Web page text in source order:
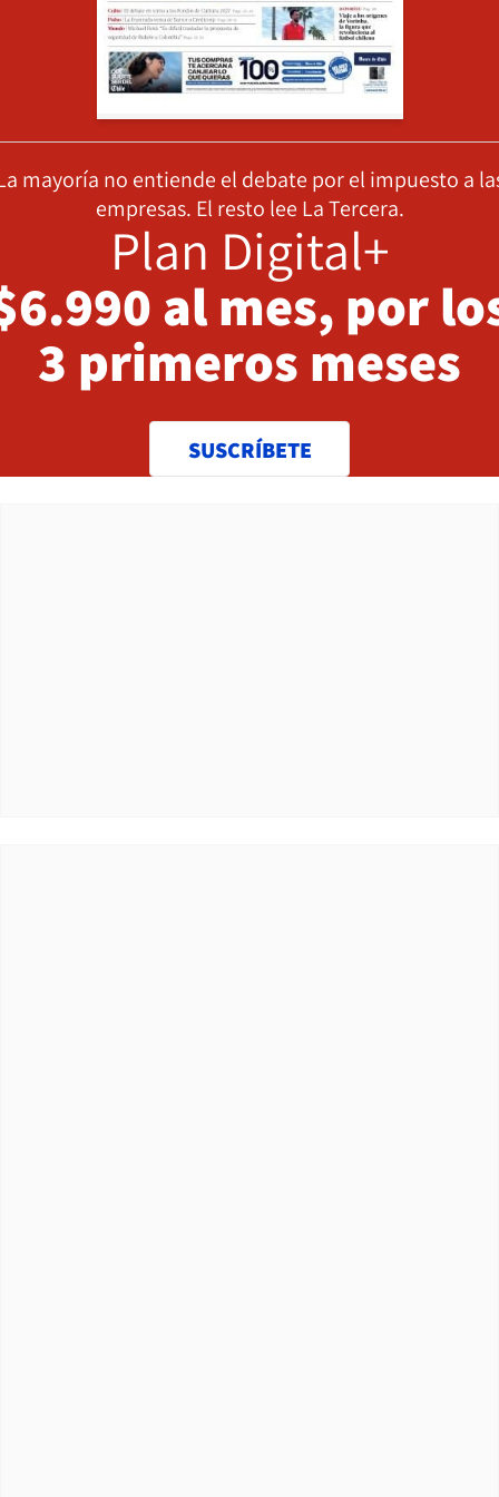
mayoría no entiende el debate por el impuesto a
empresas. El resto lee La Tercera.
Plan Digital+
al mes, por
3 primeros meses
SUSCRÍBETE